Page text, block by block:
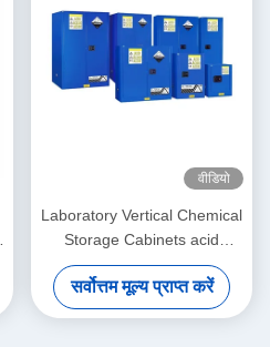
वीडियो
Laboratory Vertical Chemical
Storage Cabinets acid
dangerous storage
सर्वोत्तम मूल्य प्राप्त करें